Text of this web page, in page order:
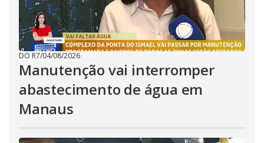
DO R7/04/08/2026
Manutenção vai interromper
abastecimento de água em
Manaus